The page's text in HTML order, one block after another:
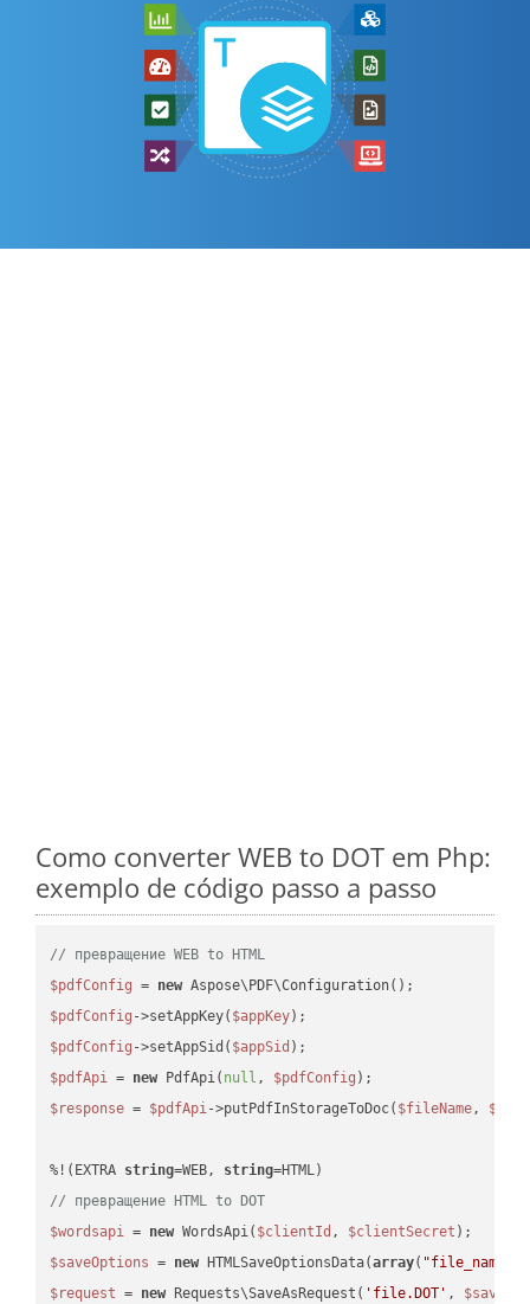
Como converter WEB to DOT em Php:
exemplo de código passo a passo
// превращение WEB to HTML
$pdfConfig = new
$pdfConfig ->setAppKey( $appKey
$pdfConfig ->setAppSid( $appSid
$pdfApi = new PdfApi( null , $pdfConfig
$response = $pdfApi->putPdfInStorageToDoc( $fileName,
%!(EXTRA string=WEB, string
// превращение HTML to DOT
$wordsapi = new WordsApi( $clientId , $clientSecret
$saveOptions = new HTMLSaveOptionsData(array( "file_name"
$request = new Requests\SaveAsRequest( 'file.DOT' ,